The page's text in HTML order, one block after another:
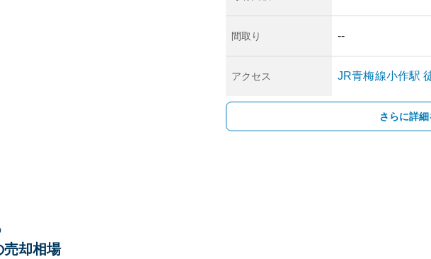
間取り --
アクセス JR青梅線小作駅
さらに詳細
売却相場